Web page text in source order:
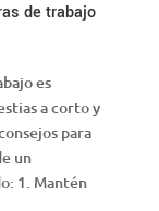
de trabajo
es
a corto y
para
un
1. Mantén